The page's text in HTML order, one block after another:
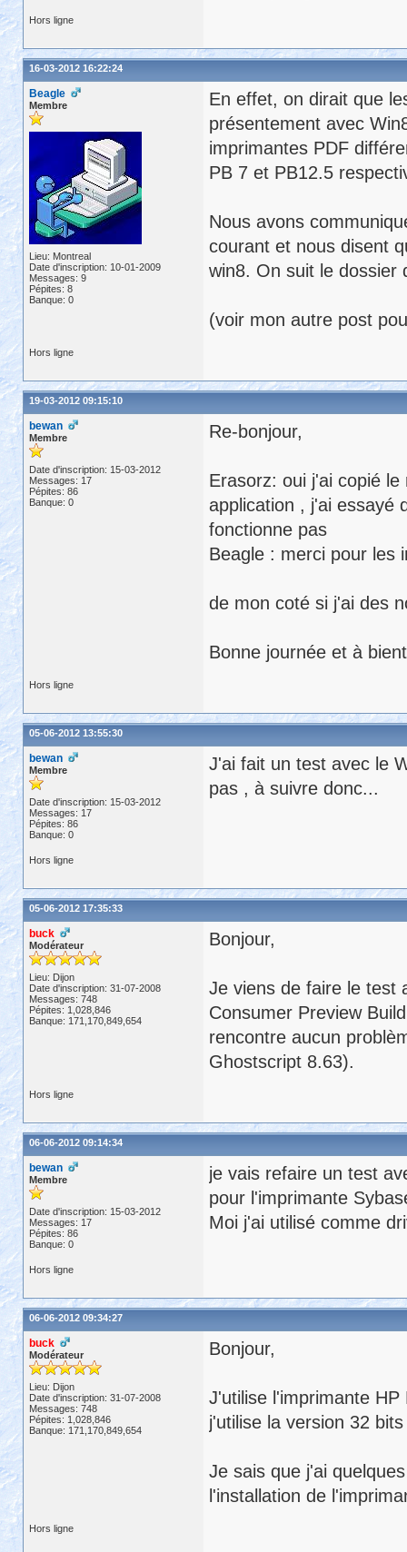
Hors ligne
16-03-2012 16:22:24
Beagle
Membre
Lieu: Montreal
Date d'inscription: 10-01-2009
Messages: 9
Pépites: 8
Banque: 0
En effet, on dirait que
présentement avec
imprimantes PDF
PB 7 et PB12.5
Nous avons
courant et nous disent
win8. On suit le dossier
(voir mon autre post
Hors ligne
19-03-2012 09:15:10
bewan
Membre
Date d'inscription: 15-03-2012
Messages: 17
Pépites: 86
Banque: 0
Re-bonjour,
Erasorz: oui j'ai copié
application , j'ai essayé
fonctionne pas
Beagle : merci pour les
de mon coté si j'ai des
Bonne journée et à
Hors ligne
05-06-2012 13:55:30
bewan
Membre
Date d'inscription: 15-03-2012
Messages: 17
Pépites: 86
Banque: 0
J'ai fait un test avec le
pas , à suivre donc...
Hors ligne
05-06-2012 17:35:33
buck
Modérateur
Lieu: Dijon
Date d'inscription: 31-07-2008
Messages: 748
Pépites: 1,028,846
Banque: 171,170,849,654
Bonjour,
Je viens de faire le test
Consumer Preview
rencontre aucun
Ghostscript 8.63).
Hors ligne
06-06-2012 09:14:34
bewan
Membre
Date d'inscription: 15-03-2012
Messages: 17
Pépites: 86
Banque: 0
je vais refaire un test
pour l'imprimante
Moi j'ai utilisé comme
Hors ligne
06-06-2012 09:34:27
buck
Modérateur
Lieu: Dijon
Date d'inscription: 31-07-2008
Messages: 748
Pépites: 1,028,846
Banque: 171,170,849,654
Bonjour,
J'utilise l'imprimante
j'utilise la version 32
Je sais que j'ai
l'installation de
Hors ligne